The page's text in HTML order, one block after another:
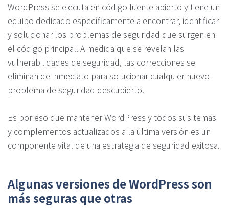
WordPress se ejecuta en código fuente abierto y tiene un
equipo dedicado específicamente a encontrar, identificar
y solucionar los problemas de seguridad que surgen en
el código principal. A medida que se revelan las
vulnerabilidades de seguridad, las correcciones se
eliminan de inmediato para solucionar cualquier nuevo
problema de seguridad descubierto.
Es por eso que mantener WordPress y todos sus temas
y complementos actualizados a la última versión es un
componente vital de una estrategia de seguridad exitosa.
Algunas versiones de WordPress son
más seguras que otras